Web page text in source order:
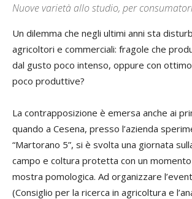
Nuove varietà allo studio, per
Un dilemma che negli ultimi anni sta
agricoltori e commerciali: fragole che
dal gusto poco intenso, oppure con
poco produttive?
La contrapposizione è emersa anche ai
quando a Cesena, presso l’azienda
“Martorano 5”, si è svolta una giornata
campo e coltura protetta con un
mostra pomologica. Ad organizzare
(Consiglio per la ricerca in agricoltura e